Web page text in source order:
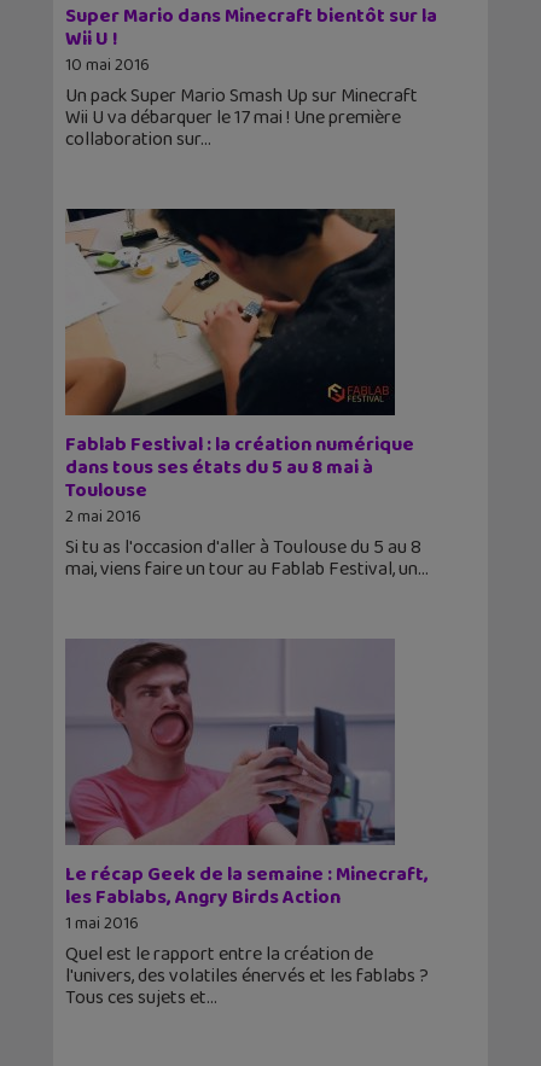
Super Mario dans Minecraft bientôt sur la
Wii U !
10 mai 2016
Un pack Super Mario Smash Up sur Minecraft
Wii U va débarquer le 17 mai ! Une première
collaboration sur
Fablab Festival : la création numérique
dans tous ses états du 5 au 8 mai à
Toulouse
2 mai 2016
Si tu as l'occasion d'aller à Toulouse du 5 au 8
mai, viens faire un tour au Fablab Festival, un
Le récap Geek de la semaine : Minecraft,
les Fablabs, Angry Birds Action
1 mai 2016
Quel est le rapport entre la création de
l'univers, des volatiles énervés et les fablabs ?
Tous ces sujets et